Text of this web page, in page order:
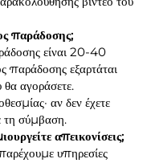
παράδοσης;
είναι 20-40
παράδοσης εξαρτάται
αγοράσετε.
αν δεν έχετε
τη σύμβαση.
απεικονίσεις;
υπηρεσίες